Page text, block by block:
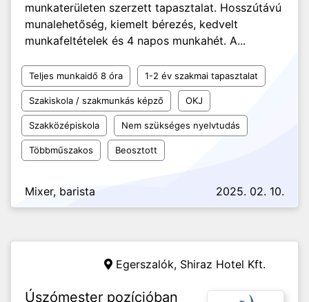
munkaterületen szerzett tapasztalat. Hosszútávú
munalehetőség, kiemelt bérezés, kedvelt
munkafeltételek és 4 napos munkahét. A...
Teljes munkaidő 8 óra 1-2 év szakmai tapasztalat
Szakiskola / szakmunkás képző OKJ
Szakközépiskola Nem szükséges nyelvtudás
Többműszakos Beosztott
Mixer, barista 2025. 02. 10.
Egerszalók, Shiraz Hotel Kft.
Úszómester pozícióban